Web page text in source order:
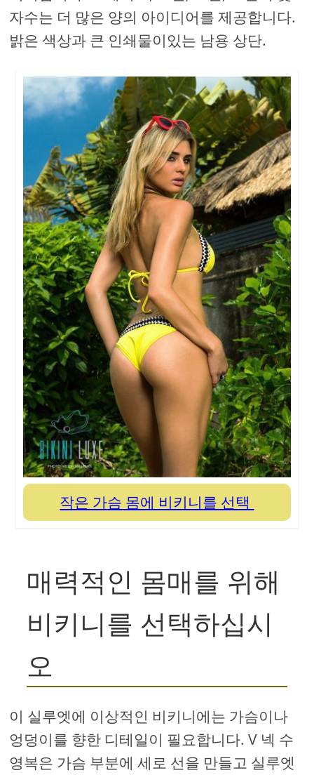
자수는 더 많은 양의 아이디어를 제공합니다.
밝은 색상과 큰 인쇄물이있는 남용 상단.
작은 가슴 몸에 비키니를 선택
매력적인 몸매를 위해
비키니를 선택하십시
오
이 실루엣에 이상적인 비키니에는 가슴이나
엉덩이를 향한 디테일이 필요합니다. V 넥 수
영복은 가슴 부분에 세로 선을 만들고 실루엣